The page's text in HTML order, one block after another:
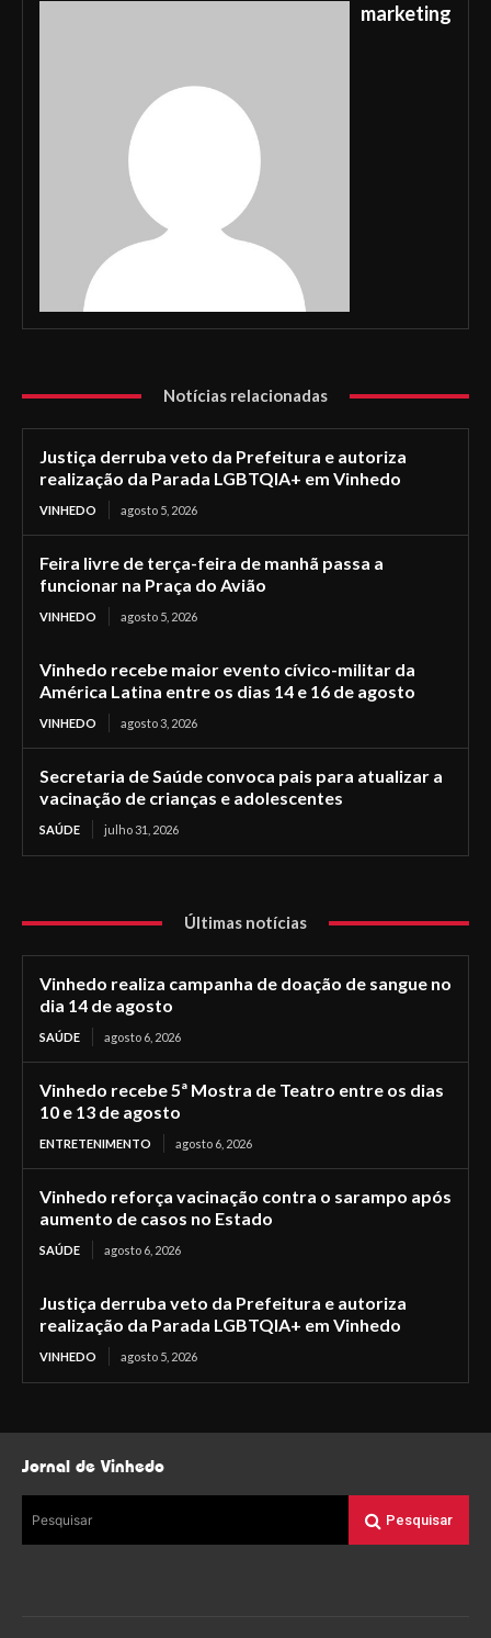
marketing
Notícias relacionadas
Justiça derruba veto da Prefeitura e autoriza
realização da Parada LGBTQIA+ em Vinhedo
VINHEDO agosto 5, 2026
Feira livre de terça-feira de manhã passa a
funcionar na Praça do Avião
VINHEDO agosto 5, 2026
Vinhedo recebe maior evento cívico-militar da
América Latina entre os dias 14 e 16 de agosto
VINHEDO agosto 3, 2026
Secretaria de Saúde convoca pais para atualizar a
vacinação de crianças e adolescentes
SAÚDE julho 31, 2026
Últimas notícias
Vinhedo realiza campanha de doação de sangue no
dia 14 de agosto
SAÚDE agosto 6, 2026
Vinhedo recebe 5ª Mostra de Teatro entre os dias
10 e 13 de agosto
ENTRETENIMENTO agosto 6, 2026
Vinhedo reforça vacinação contra o sarampo após
aumento de casos no Estado
SAÚDE agosto 6, 2026
Justiça derruba veto da Prefeitura e autoriza
realização da Parada LGBTQIA+ em Vinhedo
VINHEDO agosto 5, 2026
Jornal de Vinhedo
Pesquisar Pesquisar